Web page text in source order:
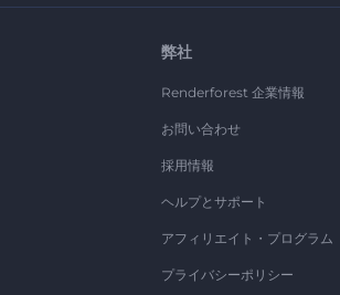
弊社
Renderforest 企業情報
お問い合わせ
採用情報
ヘルプとサポート
アフィリエイト・プログラム
プライバシーポリシー